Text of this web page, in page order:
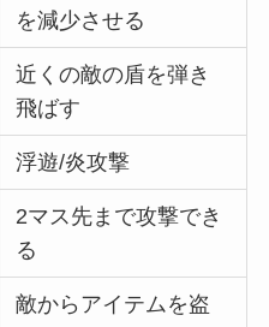
を減少させる
近くの敵の盾を弾き
飛ばす
浮遊/炎攻撃
2マス先まで攻撃でき
る
敵からアイテムを盗